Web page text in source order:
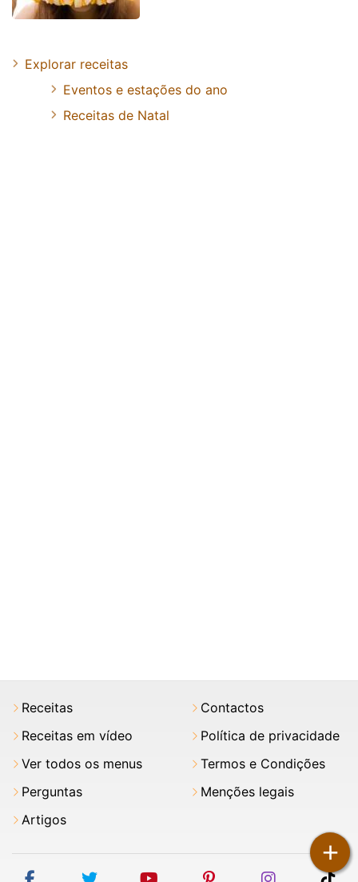
+
Explorar receitas
Eventos e estações do ano
Receitas de Natal
Receitas
Receitas em vídeo
Ver todos os menus
Perguntas
Artigos
Contactos
Política de privacidade
Termos e Condições
Menções legais
facebooktwitter youtubepinterestinstagram